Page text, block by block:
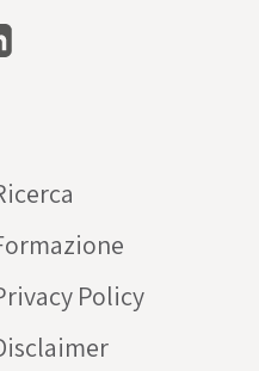
Policy